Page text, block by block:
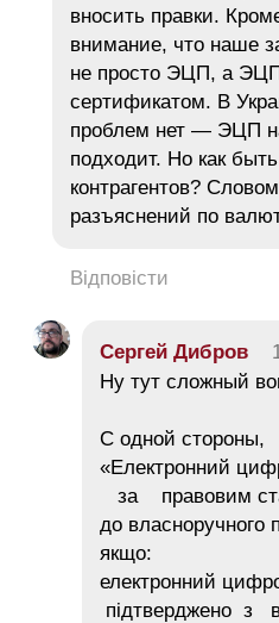
вносить правки.
внимание, что наше
не просто ЭЦП, а
сертификатом. В
проблем нет — ЭЦП
подходит. Но как
контрагентов?
разъяснений по
Відповісти
Сергей Дибров
Ну тут сложный
С одной стороны,
«Електронний
за правовим
до власноручного
якщо:
електронний
підтверджено з